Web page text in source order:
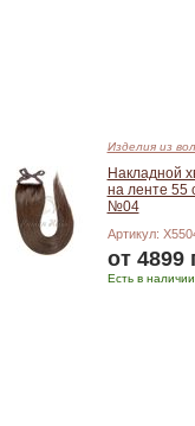
Изделия из
Накладной
на ленте 55
№04
Артикул:
от 4899
Есть в наличии